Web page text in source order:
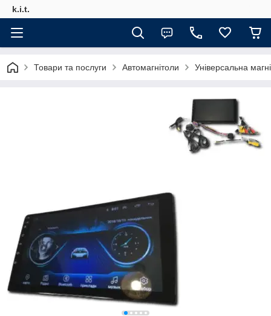
k.i.t.
Товари та послуги Автомагнітоли Універсальна